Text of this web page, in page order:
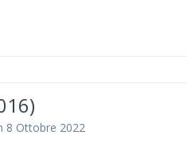
8 Ottobre 2022